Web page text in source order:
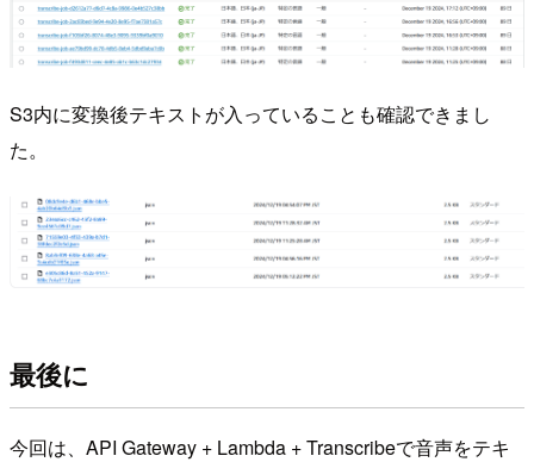
S3内に変換後テキストが入っていることも確認できまし
た。
最後に
今回は、API Gateway + Lambda + Transcribeで音声をテキ